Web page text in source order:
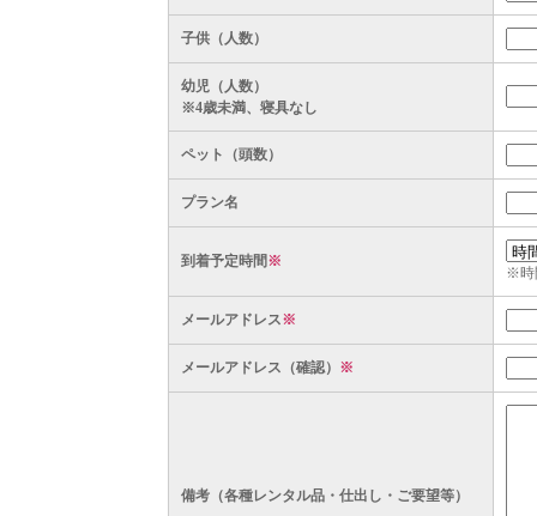
子供（人数）
幼児（人数）
※4歳未満、寝具なし
ペット（頭数）
プラン名
到着予定時間※
※時
メールアドレス※
メールアドレス（確認） ※
備考（各種レンタル品・仕出し・ご要望等）